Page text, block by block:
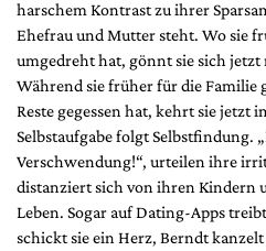
harschem Kontrast zu ihrer
Ehefrau und Mutter steht. Wo sie
umgedreht hat, gönnt sie sich jetzt
Während sie früher für die Familie
Reste gegessen hat, kehrt sie jetzt
Selbstaufgabe folgt Selbstfindung.
Verschwendung!“, urteilen ihre
distanziert sich von ihren Kindern
Leben. Sogar auf Dating-Apps
schickt sie ein Herz, Berndt